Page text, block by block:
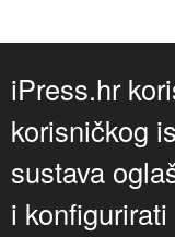
iPress.hr
korisničkog
sustava
i